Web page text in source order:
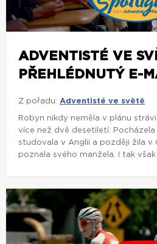
ADVENTISTÉ VE
PŘEHLÉDNUTÝ E-
Z pořadu: Adventisté ve světě
Robyn nikdy neměla v plánu
více než dvě desetiletí. Pocházela
studovala v Anglii a později žila v
poznala svého manžela. I tak však